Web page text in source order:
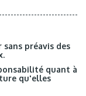
préavis des
quant à
qu'elles